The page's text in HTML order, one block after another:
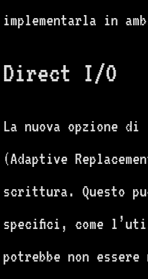
implementarla in
Direct I/O
La nuova opzione
(Adaptive
scrittura. Questo
specifici, come
potrebbe non